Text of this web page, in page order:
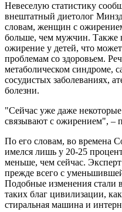
Невеселую статистику
внештатный диетолог
словам, женщин с
больше, чем мужчин. Также
ожирение у детей, что
проблемам со здоровьем.
метаболическом синдроме,
сосудистых заболеваниях,
болезни.
"Сейчас уже даже
связывают с ожирением", –
По его словам, во времена
имелся лишь у 20-25
меньше, чем сейчас. Эксперт
прежде всего с
Подобные изменения стали
таких благ цивилизации,
стиральная машина и